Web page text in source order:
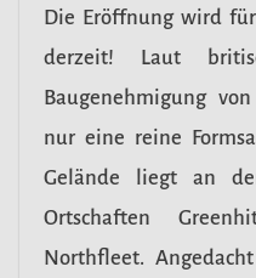
Die Eröffnung wird
derzeit! Laut
Baugenehmigung
nur eine reine
Gelände liegt an
Ortschaften
Northfleet.